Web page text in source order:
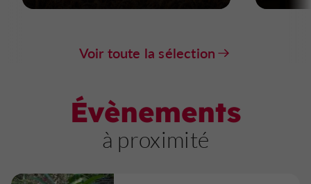
Voir toute la sélection
Évènements
à proximité